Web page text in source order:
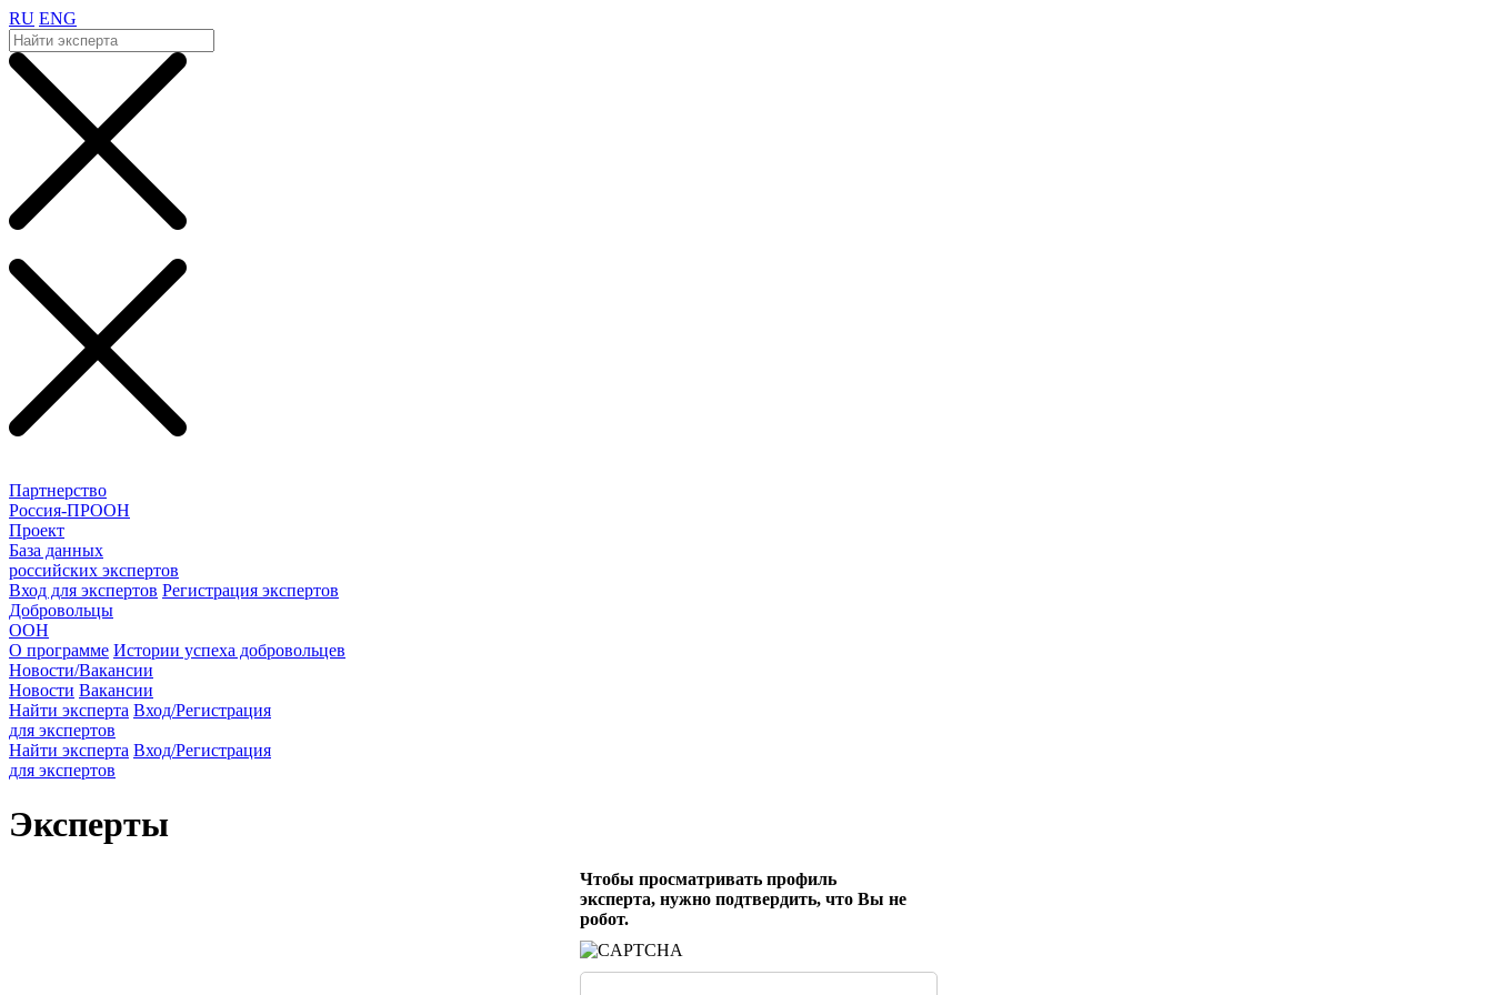
RU ENG
Партнерство
Россия-ПРООН
Проект
База данных
российских экспертов
Вход для экспертов Регистрация экспертов
Добровольцы
ООН
О программе Истории успеха добровольцев
Новости/Вакансии
Новости Вакансии
Найти эксперта Вход/Регистрация
для экспертов
Найти эксперта Вход/Регистрация
для экспертов
Эксперты
Чтобы просматривать профиль
эксперта, нужно подтвердить, что Вы не
робот.